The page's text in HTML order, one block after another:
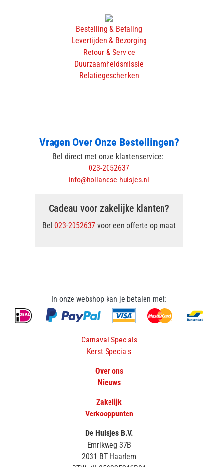
Bestelling & Betaling
Levertijden & Bezorging
Retour & Service
Duurzaamheidsmissie
Relatiegeschenken
Vragen Over Onze Bestellingen?
Bel direct met onze klantenservice:
023-2052637
info@hollandse-huisjes.nl
Cadeau voor zakelijke klanten?
Bel 023-2052637 voor een offerte op maat
In onze webshop kan je betalen met:
Carnaval Specials
Kerst Specials
Over ons
Nieuws
Zakelijk
Verkooppunten
De Huisjes B.V.
Emrikweg 37B
2031 BT Haarlem